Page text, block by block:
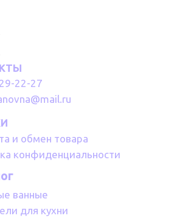
22-27
и обмен товара
конфиденциальности
ванные
для кухни